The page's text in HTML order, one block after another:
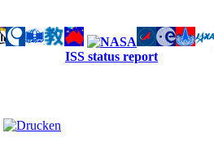
ISS status report